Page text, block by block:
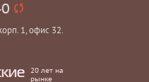
1, офис 32.
20 лет на
рынке